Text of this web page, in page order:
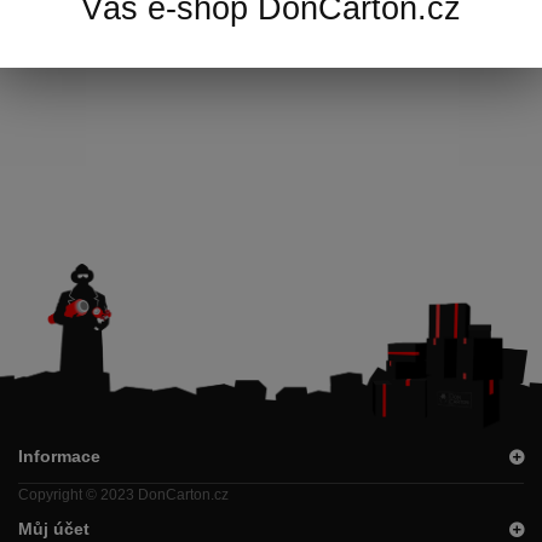
Informace
Copyright © 2023 DonCarton.cz
Můj účet
Váš e-shop DonCarton.cz